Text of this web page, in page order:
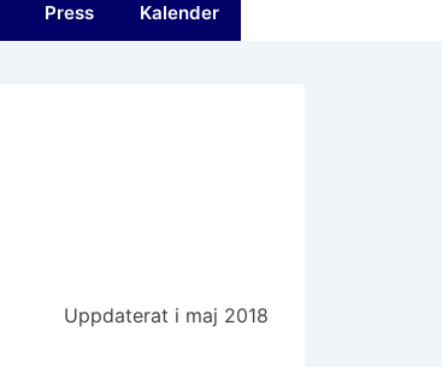
Press Kalender
Uppdaterat i maj 2018